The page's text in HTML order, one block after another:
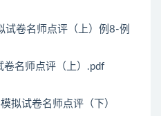
试卷名师点评（上）例8-例
卷名师点评（上）.pdf
拟试卷名师点评（下）